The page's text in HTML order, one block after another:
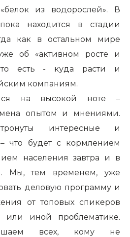
из водорослей». В
находится в стадии
как в остальном мире
об «активном росте и
есть - куда расти и
компаниям.
на высокой ноте –
опытом и мнениями.
интересные и
что будет с кормлением
населения завтра и в
Мы, тем временем, уже
деловую программу и
от топовых спикеров
или иной проблематике.
всех, кому не